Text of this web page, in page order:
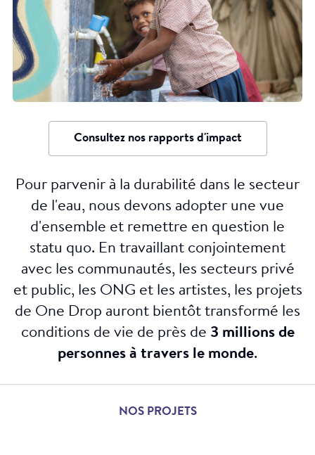
Consultez nos rapports d'impact
Pour parvenir à la durabilité dans le secteur
de l'eau, nous devons adopter une vue
d'ensemble et remettre en question le
statu quo. En travaillant conjointement
avec les communautés, les secteurs privé
et public, les ONG et les artistes, les projets
de One Drop auront bientôt transformé les
conditions de vie de près de 3 millions de
personnes à travers le monde.
NOS PROJETS